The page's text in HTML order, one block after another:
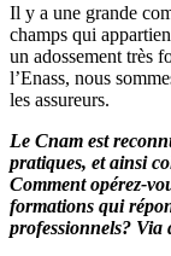
Il y a une grande
champs qui
un adossement très
l’Enass, nous
les assureurs.
Le Cnam est
pratiques, et ainsi
Comment opérez-
formations qui
professionnels? Via